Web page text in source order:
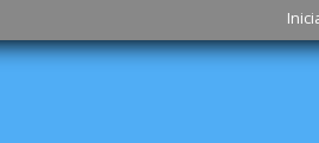
contenido
principal